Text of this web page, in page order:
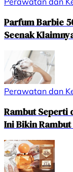
Parfum Barbie
Seenak
Perawatan dan
Rambut Seperti
Ini Bikin